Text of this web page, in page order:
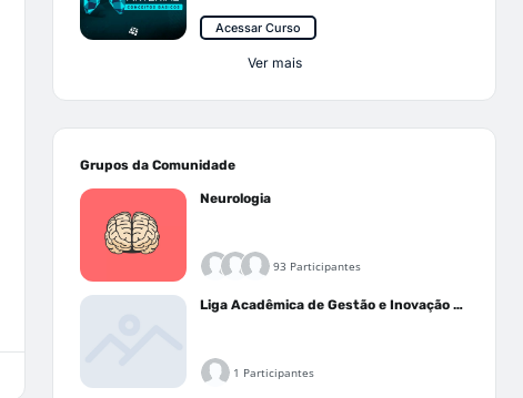
Acessar Curso
Ver mais
Grupos da Comunidade
Neurologia
93 Participantes
Liga Acadêmica de Gestão e Inovação Médica - LAGIM
1 Participantes